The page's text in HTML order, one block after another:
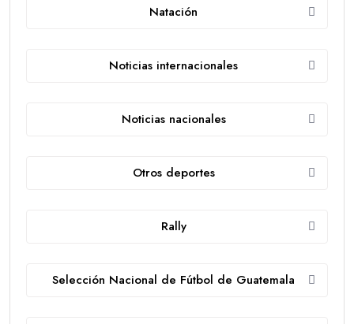
Natación
Noticias internacionales
Noticias nacionales
Otros deportes
Rally
Selección Nacional de Fútbol de Guatemala